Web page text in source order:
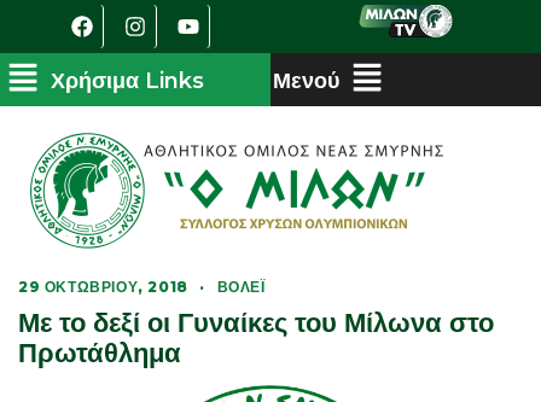
29 ΟΚΤΩΒΡΊΟΥ, 2018 · ΒΌΛΕΪ
Με το δεξί οι Γυναίκες του Μίλωνα στο
Πρωτάθλημα